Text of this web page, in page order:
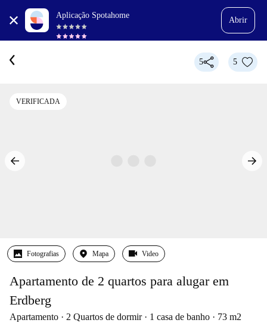
Aplicação Spotahome
Abrir
5 5
VERIFICADA
Fotografias Mapa Video
Apartamento de 2 quartos para alugar em
Erdberg
Apartamento 2 Quartos de dormir 1 casa de banho 73 m2